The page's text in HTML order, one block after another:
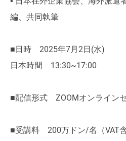
編、共同執筆
■日時 2025年7月2日(水)
日本時間 13:30~17:00
■配信形式 ZOOMオンライン
■受講料 200万ドン/名（VAT含